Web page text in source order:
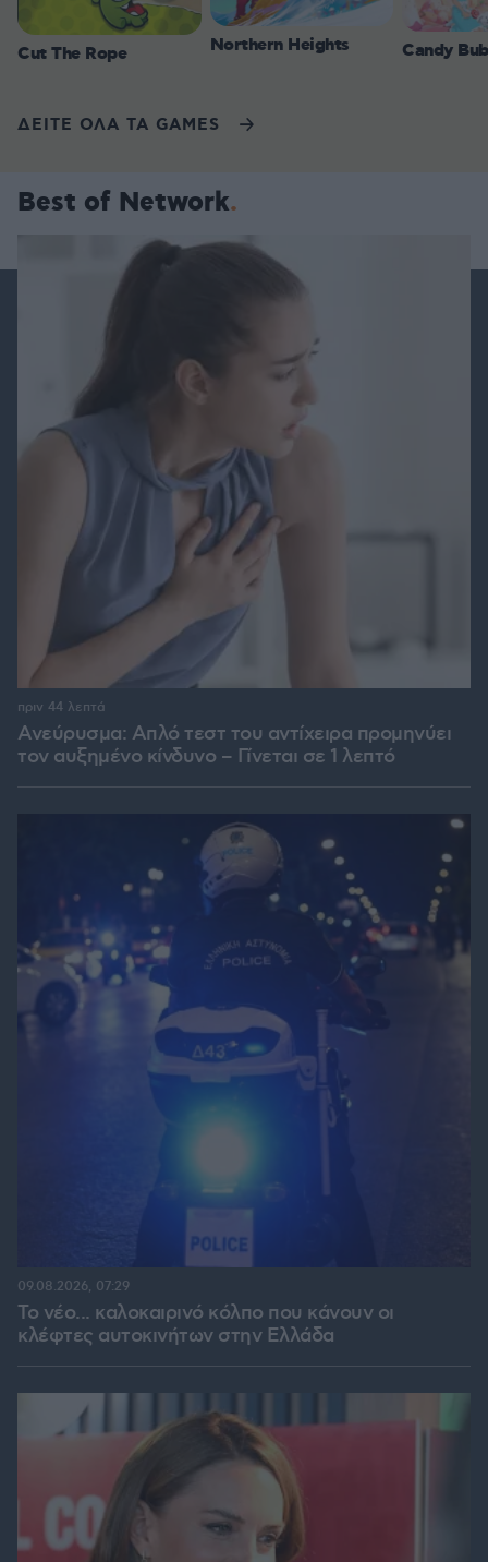
Cut The Rope Northern Heights Candy
ΔΕΙΤΕ ΟΛΑ ΤΑ GAMES
Best of Network
Ανεύρυσμα: Απλό τεστ του αντίχειρα προμηνύει
τον αυξημένο κίνδυνο – Γίνεται σε 1 λεπτό
πριν 44 λεπτά
Το νέο... καλοκαιρινό κόλπο που κάνουν οι
κλέφτες αυτοκινήτων στην Ελλάδα
09.08.2026, 07:29